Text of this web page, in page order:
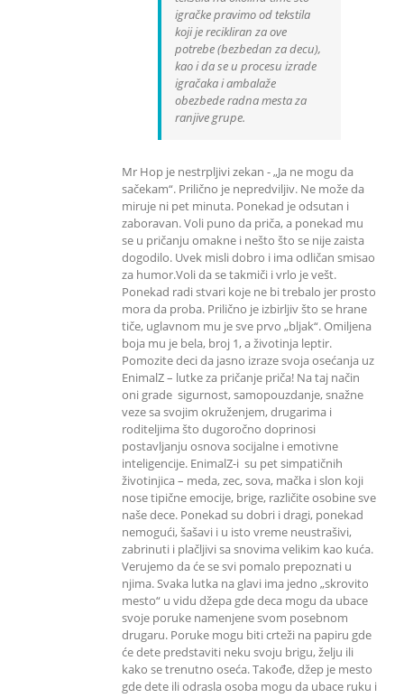
igračke pravimo od tekstila
koji je recikliran za ove
potrebe (bezbedan za decu),
kao i da se u procesu izrade
igračaka i ambalaže
obezbede radna mesta za
ranjive grupe.
Mr Hop je nestrpljivi zekan - „Ja ne mogu da
sačekam“. Prilično je nepredviljiv. Ne može da
miruje ni pet minuta. Ponekad je odsutan i
zaboravan. Voli puno da priča, a ponekad mu
se u pričanju omakne i nešto što se nije zaista
dogodilo. Uvek misli dobro i ima odličan smisao
za humor.Voli da se takmiči i vrlo je vešt.
Ponekad radi stvari koje ne bi trebalo jer prosto
mora da proba. Prilično je izbirljiv što se hrane
tiče, uglavnom mu je sve prvo „bljak“. Omiljena
boja mu je bela, broj 1, a životinja leptir.
Pomozite deci da jasno izraze svoja osećanja uz
EnimalZ – lutke za pričanje priča! Na taj način
oni grade sigurnost, samopouzdanje, snažne
veze sa svojim okruženjem, drugarima i
roditeljima što dugoročno doprinosi
postavljanju osnova socijalne i emotivne
inteligencije. EnimalZ-i su pet simpatičnih
životinjica – meda, zec, sova, mačka i slon koji
nose tipične emocije, brige, različite osobine sve
naše dece. Ponekad su dobri i dragi, ponekad
nemogući, šašavi i u isto vreme neustrašivi,
zabrinuti i plačljivi sa snovima velikim kao kuća.
Verujemo da će se svi pomalo prepoznati u
njima. Svaka lutka na glavi ima jedno „skrovito
mesto“ u vidu džepa gde deca mogu da ubace
svoje poruke namenjene svom posebnom
drugaru. Poruke mogu biti crteži na papiru gde
će dete predstaviti neku svoju brigu, želju ili
kako se trenutno oseća. Takođe, džep je mesto
gde dete ili odrasla osoba mogu da ubace ruku i